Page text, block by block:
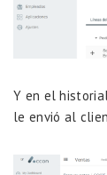
Y en el
le envió al